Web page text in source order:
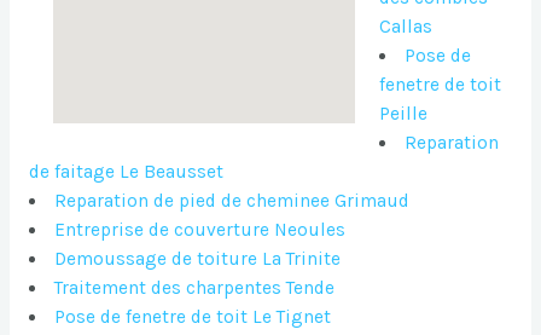
Callas
Pose de
fenetre de toit
Peille
Reparation
de faitage Le Beausset
Reparation de pied de cheminee Grimaud
Entreprise de couverture Neoules
Demoussage de toiture La Trinite
Traitement des charpentes Tende
Pose de fenetre de toit Le Tignet